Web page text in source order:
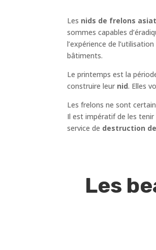
Les nids de frelons
sommes capables
l’expérience de
bâtiments.
Le printemps est la
construire leur nid. Elles
Les frelons ne sont
Il est impératif de les tenir
service de destruction
Les